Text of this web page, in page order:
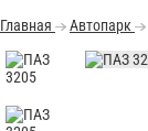
Главная Автопарк